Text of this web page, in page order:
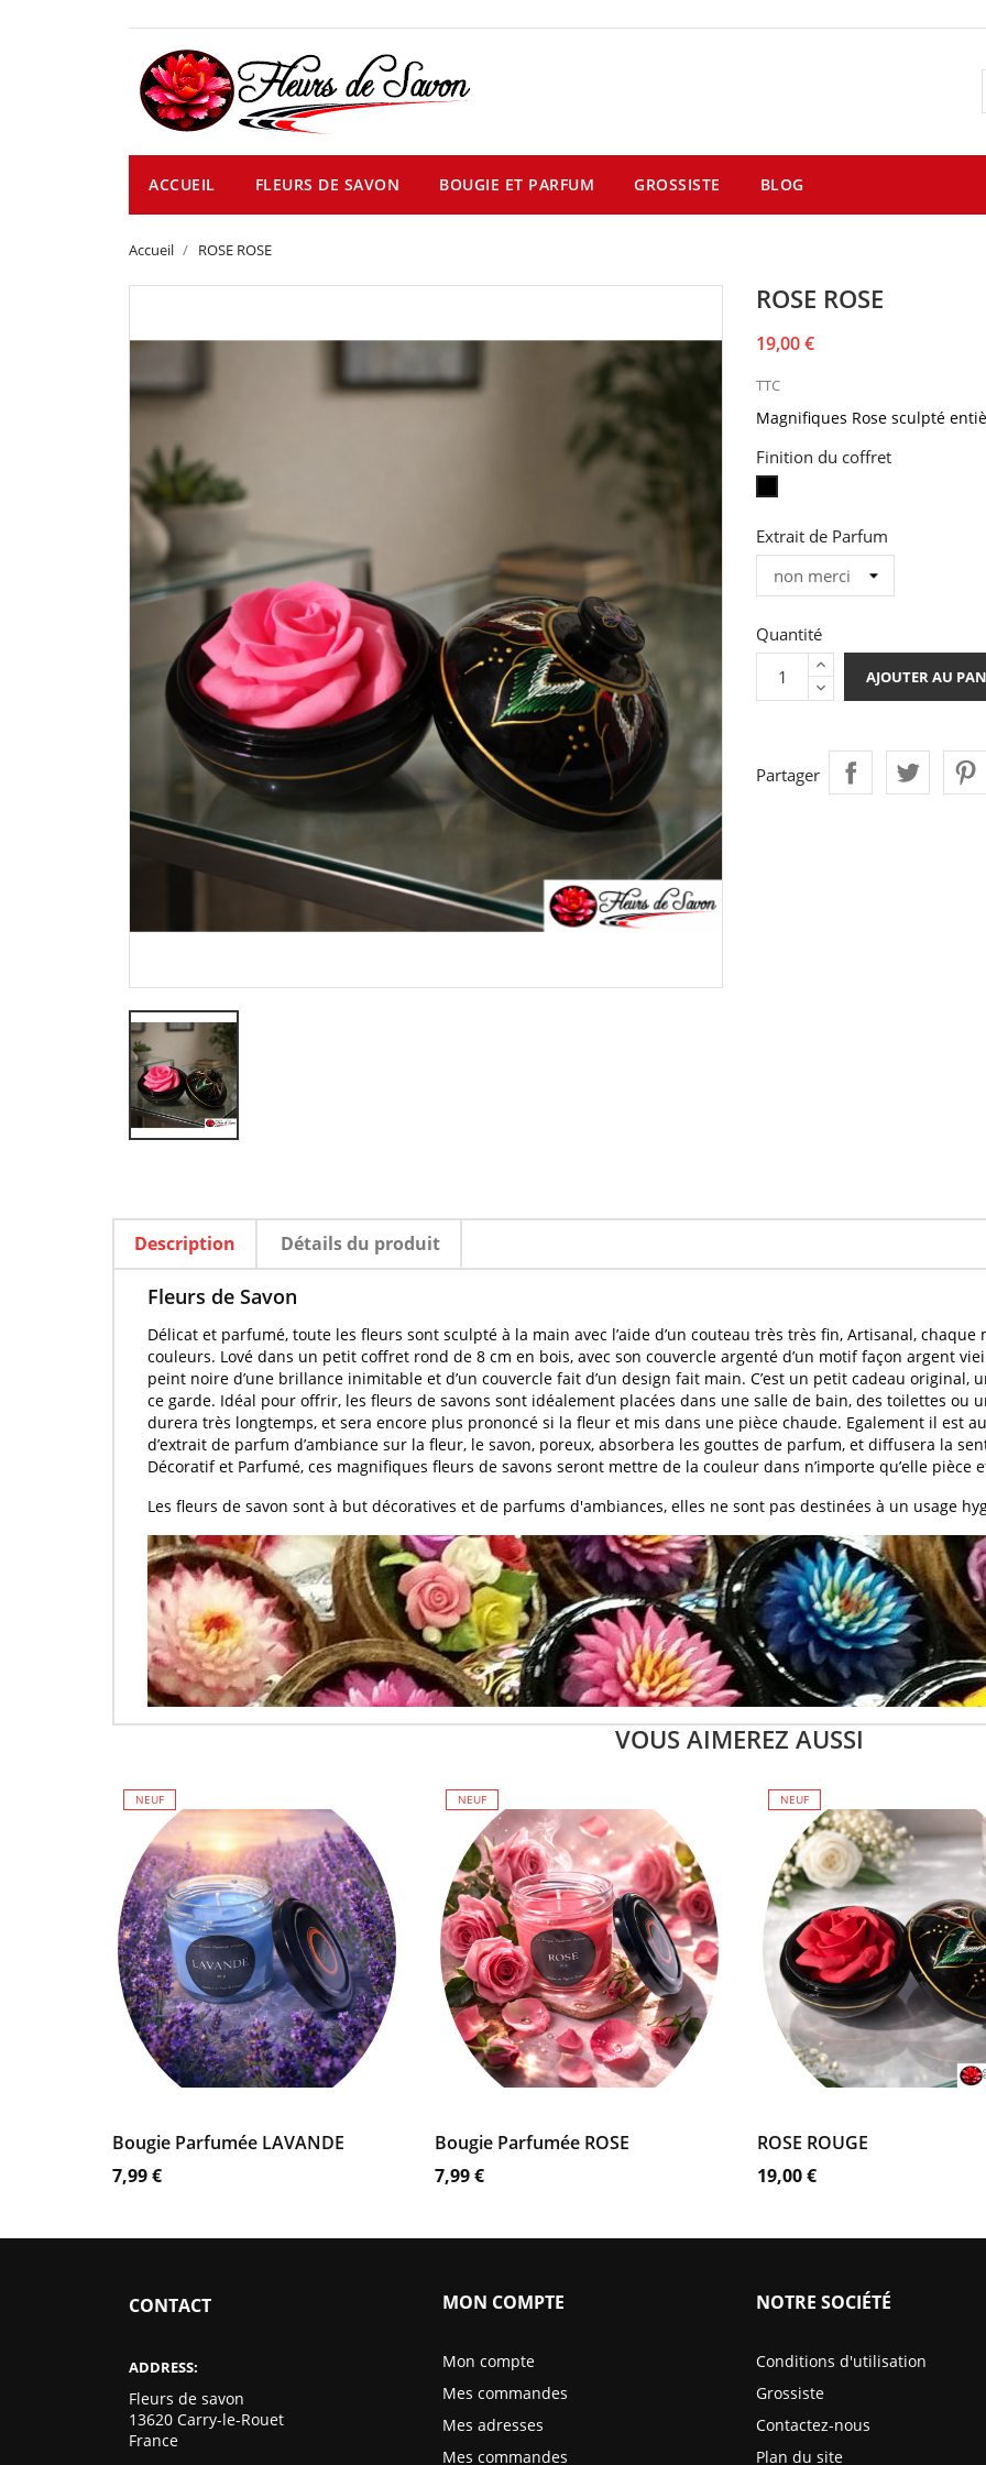
ACCUEIL FLEURS DE SAVON BOUGIE ET PARFUM GROSSISTE BLOG
Accueil ROSE ROSE
ROSE ROSE
19,00 €
TTC
Magnifiques Rose sculpté
Finition du coffret
Extrait de Parfum
Quantité
AJOUTER AU
Partager
Description Détails du produit
Fleurs de Savon
Délicat et parfumé, toute les fleurs sont sculpté à la main avec l’aide d’un couteau très très fin, Artisanal,
couleurs. Lové dans un petit coffret rond de 8 cm en bois, avec son couvercle argenté d’un motif façon argent
peint noire d’une brillance inimitable et d’un couvercle fait d’un design fait main. C’est un petit cadeau
ce garde. Idéal pour offrir, les fleurs de savons sont idéalement placées dans une salle de bain, des toilettes ou
durera très longtemps, et sera encore plus prononcé si la fleur et mis dans une pièce chaude. Egalement il est
d’extrait de parfum d’ambiance sur la fleur, le savon, poreux, absorbera les gouttes de parfum, et diffusera la
Décoratif et Parfumé, ces magnifiques fleurs de savons seront mettre de la couleur dans n’importe qu’elle pièce
Les fleurs de savon sont à but décoratives et de parfums d'ambiances, elles ne sont pas destinées à un usage
VOUS AIMEREZ AUSSI
NEUF
Bougie Parfumée LAVANDE
Prix
7,99 €
NEUF
Bougie Parfumée ROSE
Prix
7,99 €
NEUF
Coffret
Noir
ROSE ROUGE
Prix
19,00 €
CONTACT
ADDRESS:
Fleurs de savon
13620 Carry-le-Rouet
France
MON COMPTE
Mon compte
Mes commandes
Mes adresses
Mes commandes
NOTRE SOCIÉTÉ
Conditions d'utilisation
Grossiste
Contactez-nous
Plan du site